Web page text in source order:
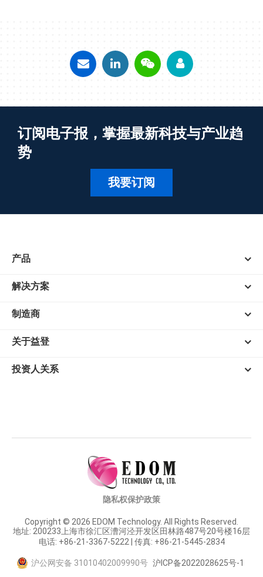
订阅电子报，掌握最新科技与产业趋
势
我要订阅
产品
解决方案
制造商
关于益登
投资人关系
Copyright © 2026 EDOM Technology. All Rights Reserved.
地址: 200233上海市徐汇区漕河泾开发区田林路487号20号楼16层
电话: +86-21-3367-5222 | 传真: +86-21-5445-2834
沪公网安备 31010402009990号 沪ICP备2022028625号-1
隐私权保护政策